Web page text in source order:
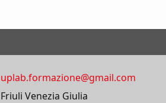
uplab.formazione@gmail.com
Friuli Venezia Giulia